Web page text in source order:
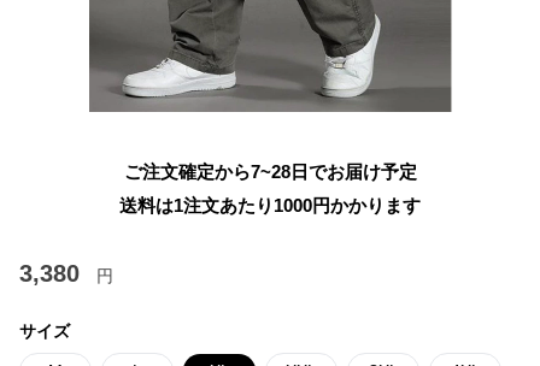
ご注文確定から7~28日でお届け予定
送料は1注文あたり 1000円かかります
3,380 円
サイズ